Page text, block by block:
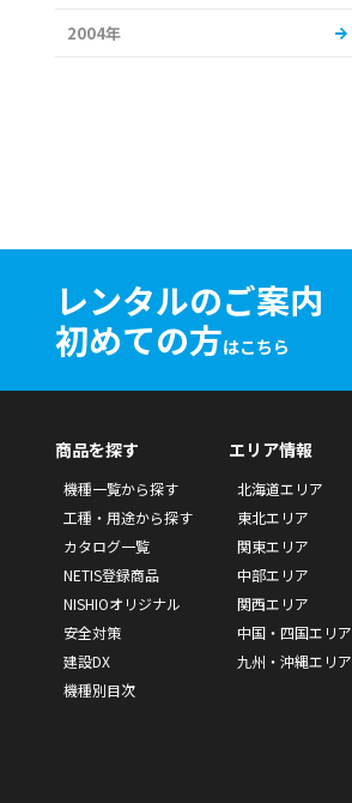
2004年
レンタルのご案内
初めての方はこちら
商品を探す
機種一覧から探す
工種・用途から探す
カタログ一覧
NETIS登録商品
NISHIOオリジナル
安全対策
建設DX
機種別目次
エリア情報
北海道エリア
東北エリア
関東エリア
中部エリア
関西エリア
中国・四国エリア
九州・沖縄エリア